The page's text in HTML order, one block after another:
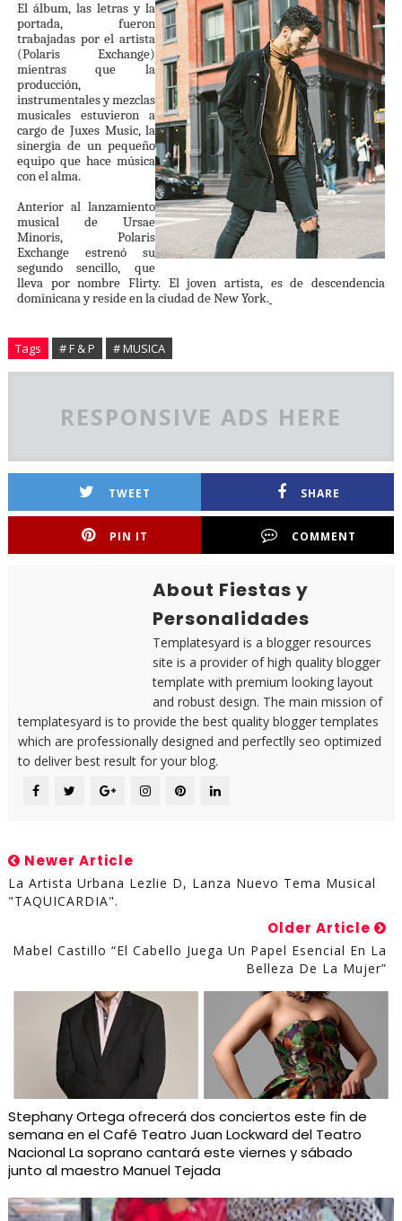
El álbum, las letras y la
portada, fueron
trabajadas por el artista
(Polaris Exchange)
mientras que la
producción,
instrumentales y mezclas
musicales estuvieron a
cargo de Juxes Music, la
sinergia de un pequeño
equipo que hace música
con el alma.
Anterior al lanzamiento
musical de Ursae
Minoris, Polaris
Exchange estrenó su
segundo sencillo, que
lleva por nombre Flirty. El joven artista, es de descendencia
dominicana y reside en la ciudad de New York.
Tags # F & P # MUSICA
RESPONSIVE ADS HERE
TWEET SHARE
PIN IT COMMENT
About Fiestas y
Personalidades
Templatesyard is a blogger resources
site is a provider of high quality blogger
template with premium looking layout
and robust design. The main mission of
templatesyard is to provide the best quality blogger templates
which are professionally designed and perfectlly seo optimized
to deliver best result for your blog.
Newer Article
La Artista Urbana Lezlie D, Lanza Nuevo Tema Musical
"TAQUICARDIA".
Older Article
Mabel Castillo “El Cabello Juega Un Papel Esencial En La
Belleza De La Mujer”
Stephany Ortega ofrecerá dos conciertos este fin de
semana en el Café Teatro Juan Lockward del Teatro
Nacional La soprano cantará este viernes y sábado
junto al maestro Manuel Tejada